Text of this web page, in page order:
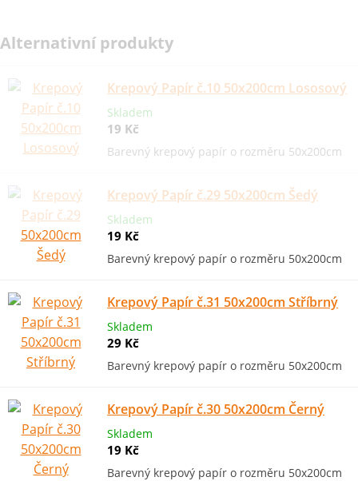
Alternativní produkty
Krepový Papír č.10 50x200cm Lososový
Skladem
19 Kč
Barevný krepový papír o rozměru 50x200cm
Krepový Papír č.29 50x200cm Šedý
Skladem
19 Kč
Barevný krepový papír o rozměru 50x200cm
Krepový Papír č.31 50x200cm Stříbrný
Skladem
29 Kč
Barevný krepový papír o rozměru 50x200cm
Krepový Papír č.30 50x200cm Černý
Skladem
19 Kč
Barevný krepový papír o rozměru 50x200cm